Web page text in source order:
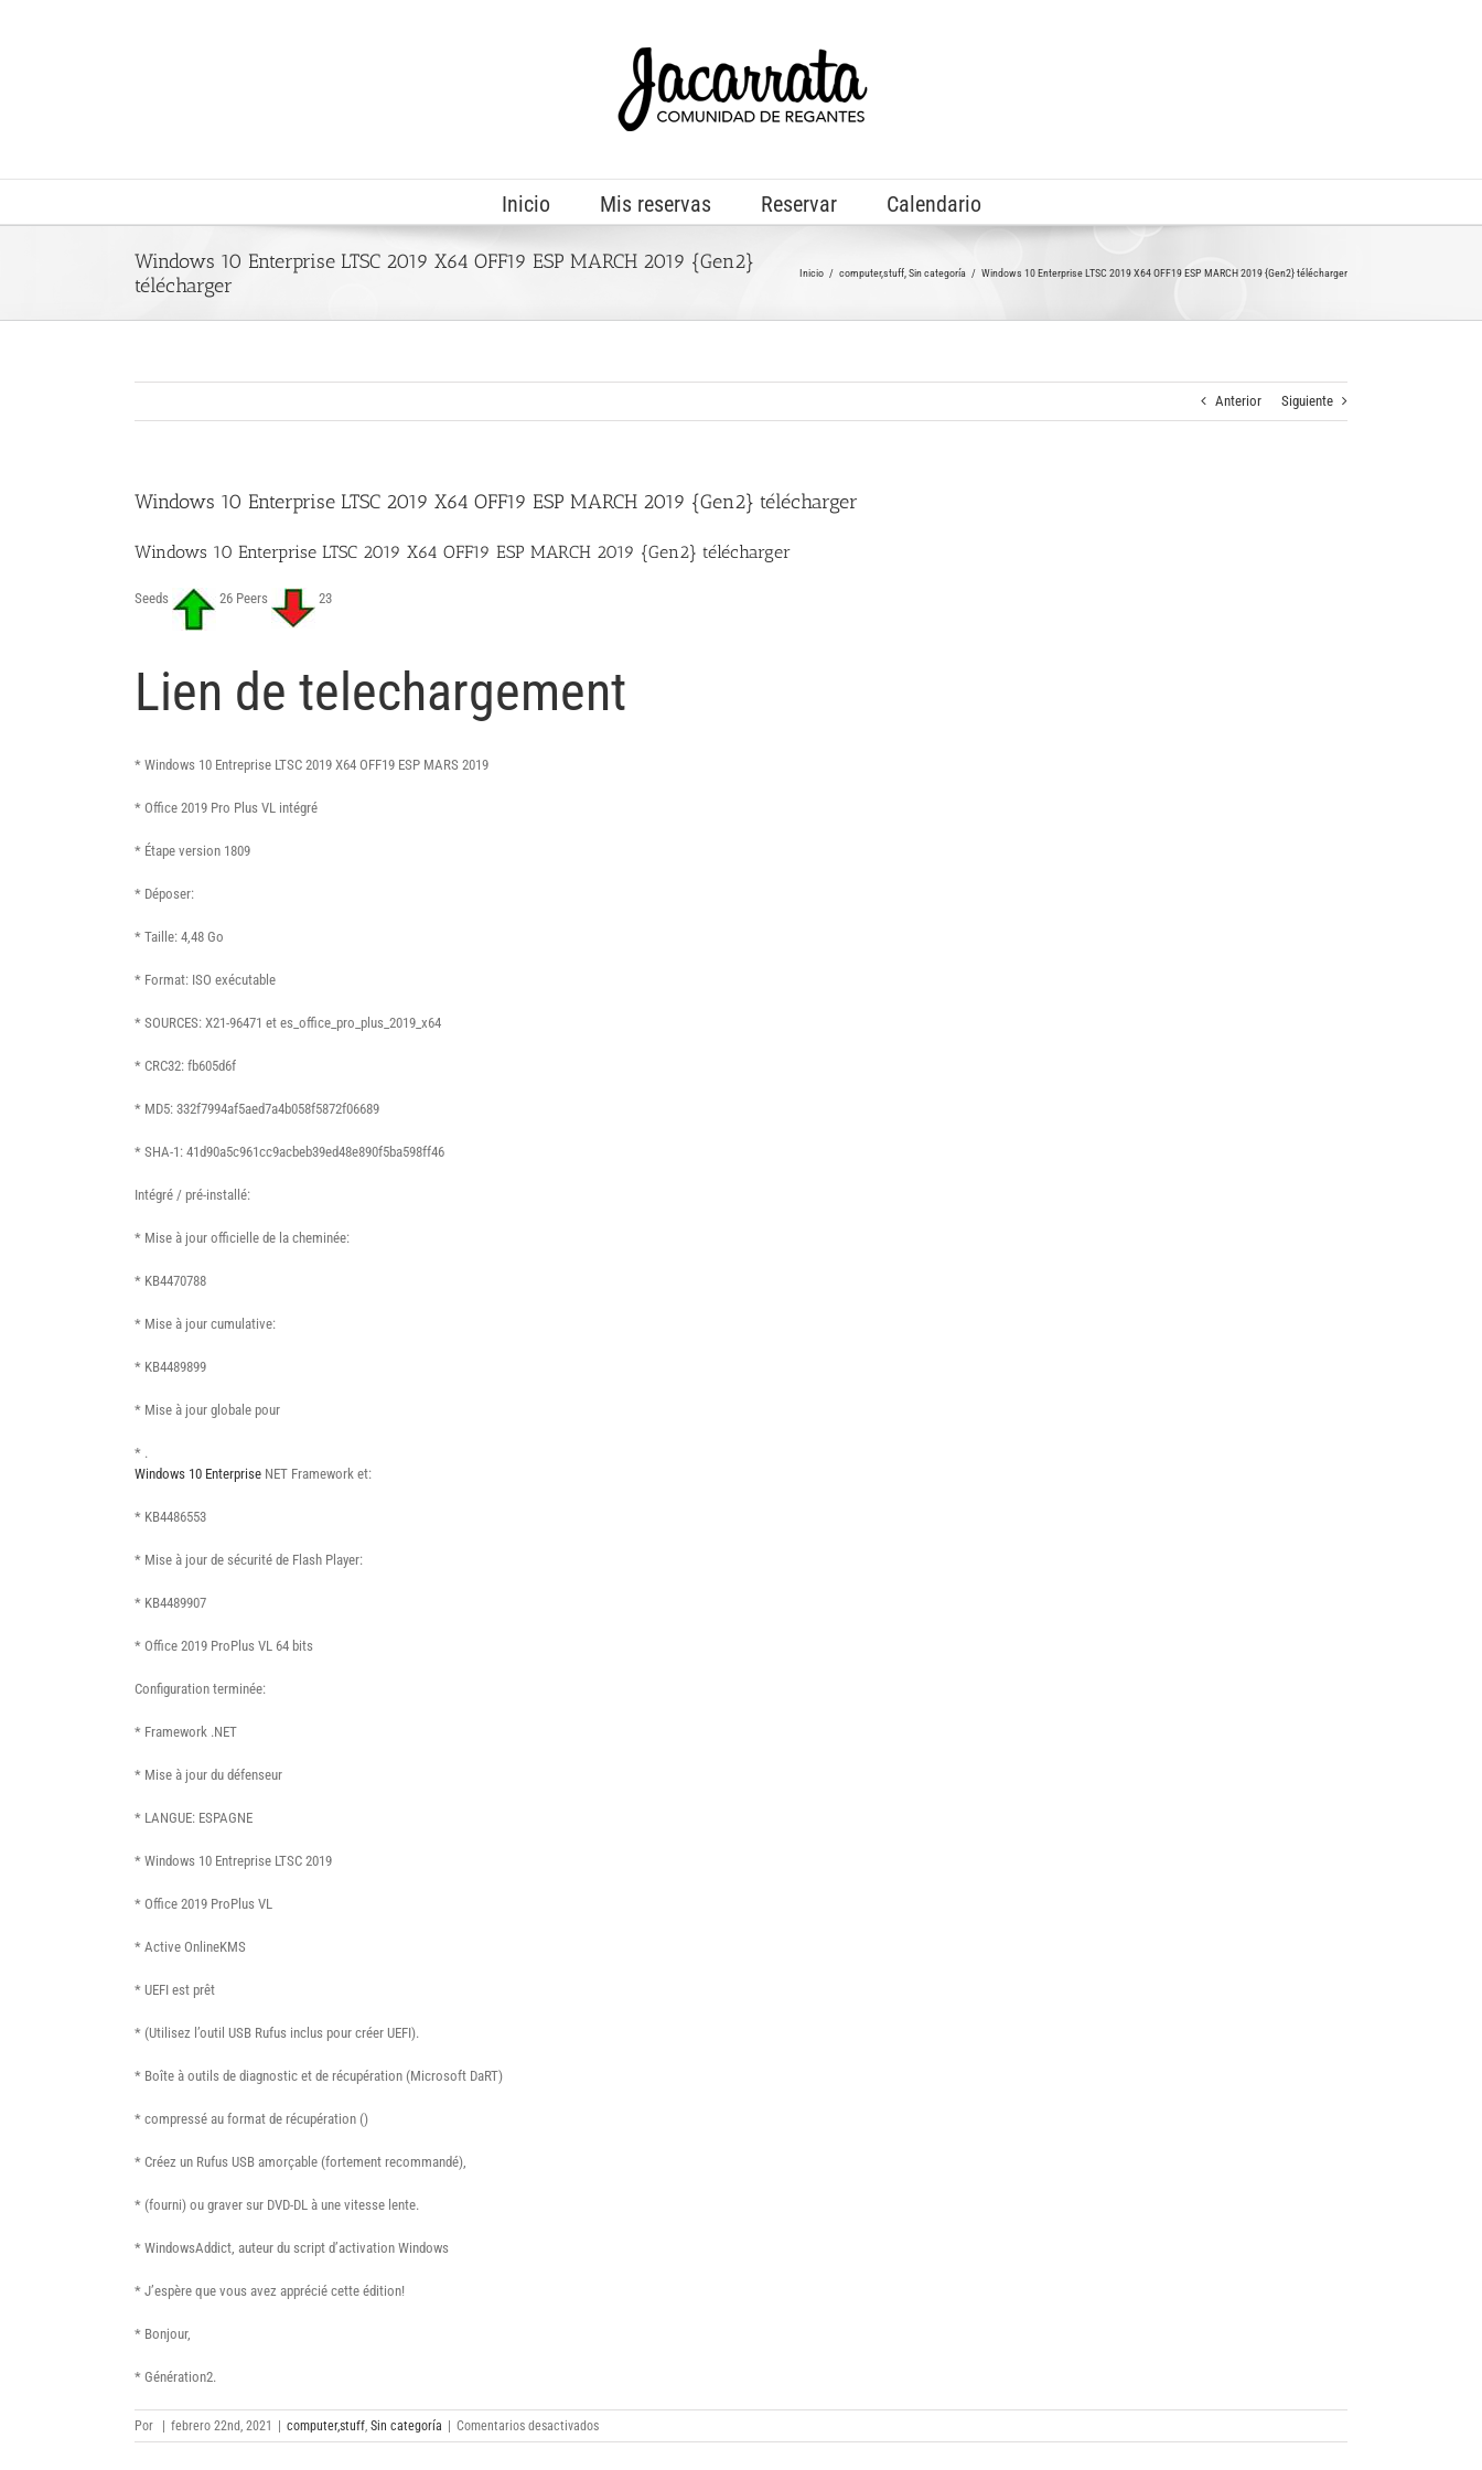
Inicio Mis reservas Reservar Calendario
Windows 10 Enterprise LTSC 2019 X64 OFF19 ESP MARCH 2019 {Gen2}
télécharger
Inicio computer,stuff Sin categoría Windows 10 Enterprise LTSC 2019 X64 OFF19 ESP MARCH 2019 {Gen2} télécharger
Anterior Siguiente
Windows 10 Enterprise LTSC 2019 X64 OFF19 ESP MARCH 2019 {Gen2} télécharger
Windows 10 Enterprise LTSC 2019 X64 OFF19 ESP MARCH 2019 {Gen2} télécharger
Seeds 26 Peers 23
Lien de telechargement
* Windows 10 Entreprise LTSC 2019 X64 OFF19 ESP MARS 2019
* Office 2019 Pro Plus VL intégré
* Étape version 1809
* Déposer:
* Taille: 4,48 Go
* Format: ISO exécutable
* SOURCES: X21-96471 et es_office_pro_plus_2019_x64
* CRC32: fb605d6f
* MD5: 332f7994af5aed7a4b058f5872f06689
* SHA-1: 41d90a5c961cc9acbeb39ed48e890f5ba598ff46
Intégré / pré-installé:
* Mise à jour officielle de la cheminée:
* KB4470788
* Mise à jour cumulative:
* KB4489899
* Mise à jour globale pour
* .
Windows 10 Enterprise NET Framework et:
* KB4486553
* Mise à jour de sécurité de Flash Player:
* KB4489907
* Office 2019 ProPlus VL 64 bits
Configuration terminée:
* Framework .NET
* Mise à jour du défenseur
* LANGUE: ESPAGNE
* Windows 10 Entreprise LTSC 2019
* Office 2019 ProPlus VL
* Active OnlineKMS
* UEFI est prêt
* (Utilisez l’outil USB Rufus inclus pour créer UEFI).
* Boîte à outils de diagnostic et de récupération (Microsoft DaRT)
* compressé au format de récupération ()
* Créez un Rufus USB amorçable (fortement recommandé),
* (fourni) ou graver sur DVD-DL à une vitesse lente.
* WindowsAddict, auteur du script d’activation Windows
* J’espère que vous avez apprécié cette édition!
* Bonjour,
* Génération2.
Por febrero 22nd, 2021 computer,stuff, Sin categoría Comentarios desactivadosen
Windows